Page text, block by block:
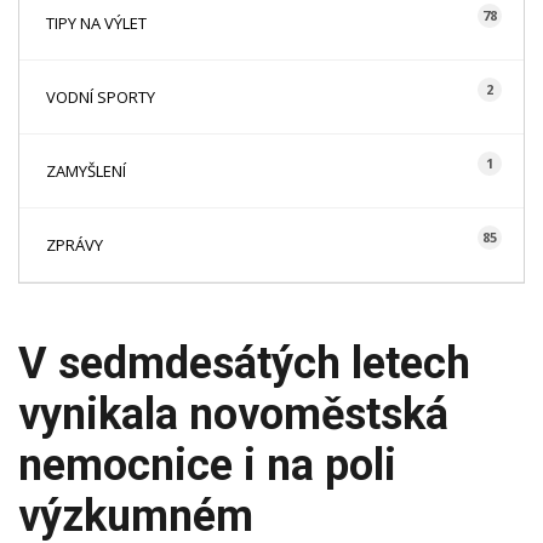
TIPY NA VÝLET 78
VODNÍ SPORTY 2
ZAMYŠLENÍ 1
ZPRÁVY 85
V sedmdesátých letech
vynikala novoměstská
nemocnice i na poli
výzkumném